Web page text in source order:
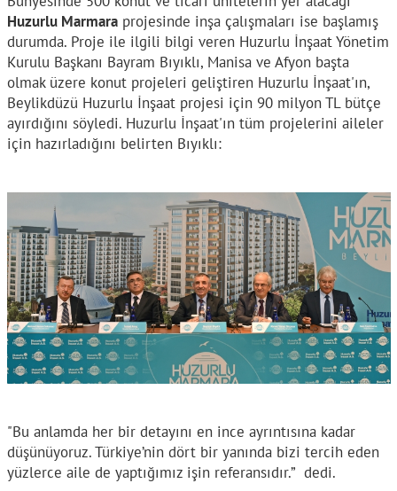
Huzurlu Marmaraprojesinde inşa çalışmaları ise başlamış
durumda. Proje ile ilgili bilgi veren Huzurlu İnşaat Yönetim
Kurulu Başkanı Bayram Bıyıklı, Manisa ve Afyon başta
olmak üzere konut projeleri geliştiren Huzurlu İnşaat'ın,
Beylikdüzü Huzurlu İnşaat projesi için 90 milyon TL bütçe
ayırdığını söyledi. Huzurlu İnşaat'ın tüm projelerini aileler
için hazırladığını belirten Bıyıklı:
"Bu anlamda her bir detayını en ince ayrıntısına kadar
düşünüyoruz. Türkiye’nin dört bir yanında bizi tercih eden
yüzlerce aile de yaptığımız işin referansıdır.” dedi.